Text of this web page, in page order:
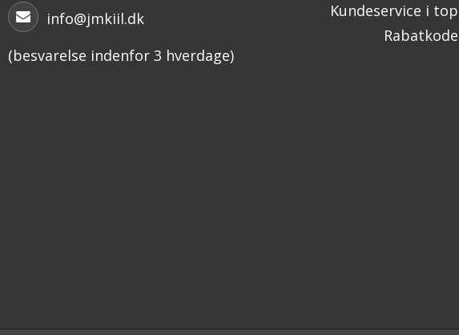
info@jmkiil.dk
(besvarelse indenfor 3 hverdage)
Kundeservice i top
Rabatkode